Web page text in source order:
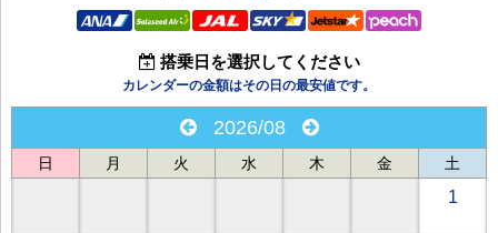
搭乗日を選択してください
カレンダーの金額はその日の最安値です。
2026/08
日 月 火 水 木 金 土
1